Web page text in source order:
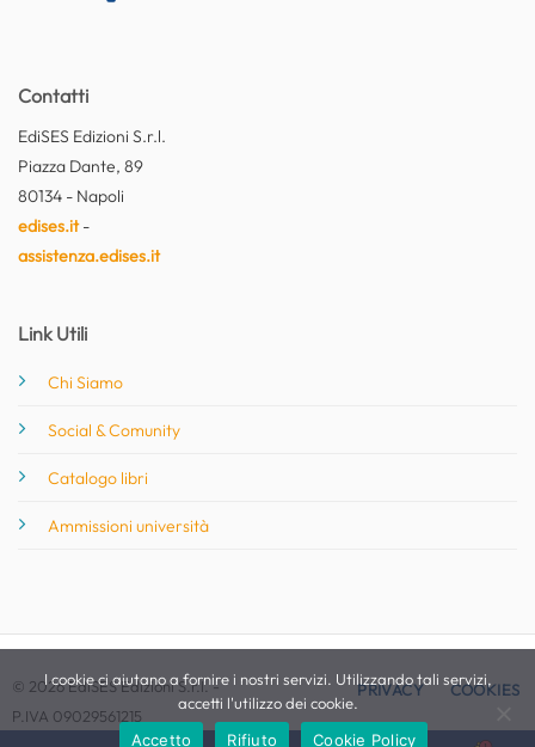
Contatti
EdiSES Edizioni S.r.l.
Piazza Dante, 89
80134 - Napoli
edises.it-
assistenza.edises.it
Link Utili
Chi Siamo
Social & Comunity
Catalogo libri
Ammissioni università
© 2026 EdiSES Edizioni S.r.l. -
P.IVA 09029561215
PRIVACY COOKIES
I cookie ci aiutano a fornire i nostri servizi. Utilizzando tali servizi,
accetti l'utilizzo dei cookie.
Accetto
Rifiuto Cookie Policy